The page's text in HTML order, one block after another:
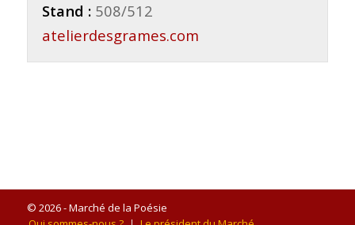
Stand : 508/512
atelierdesgrames.com
© 2026 - Marché de la Poésie